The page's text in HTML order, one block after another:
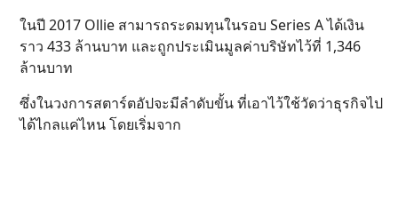
ในปี 2017 Ollie สามารถระดมทุนในรอบ Series A ได้เงิน
ราว 433 ล้านบาท และถูกประเมินมูลค่าบริษัทไว้ที่ 1,346
ล้านบาท
ซึ่งในวงการสตาร์ตอัปจะมีลำดับขั้น ที่เอาไว้ใช้วัดว่าธุรกิจไป
ได้ไกลแค่ไหน โดยเริ่มจาก